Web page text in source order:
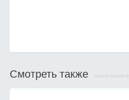
Смотреть также